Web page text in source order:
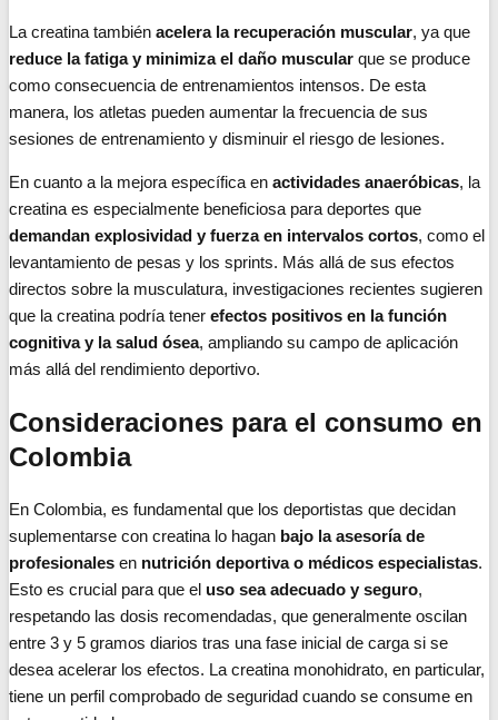
La creatina también acelera la recuperación muscular, ya que
reduce la fatiga y minimiza el daño muscular que se produce
como consecuencia de entrenamientos intensos. De esta
manera, los atletas pueden aumentar la frecuencia de sus
sesiones de entrenamiento y disminuir el riesgo de lesiones.
En cuanto a la mejora específica en actividades anaeróbicas, la
creatina es especialmente beneficiosa para deportes que
demandan explosividad y fuerza en intervalos cortos, como el
levantamiento de pesas y los sprints. Más allá de sus efectos
directos sobre la musculatura, investigaciones recientes sugieren
que la creatina podría tener efectos positivos en la función
cognitiva y la salud ósea, ampliando su campo de aplicación
más allá del rendimiento deportivo.
Consideraciones para el consumo en
Colombia
En Colombia, es fundamental que los deportistas que decidan
suplementarse con creatina lo hagan bajo la asesoría de
profesionales en nutrición deportiva o médicos especialistas.
Esto es crucial para que el uso sea adecuado y seguro,
respetando las dosis recomendadas, que generalmente oscilan
entre 3 y 5 gramos diarios tras una fase inicial de carga si se
desea acelerar los efectos. La creatina monohidrato, en particular,
tiene un perfil comprobado de seguridad cuando se consume en